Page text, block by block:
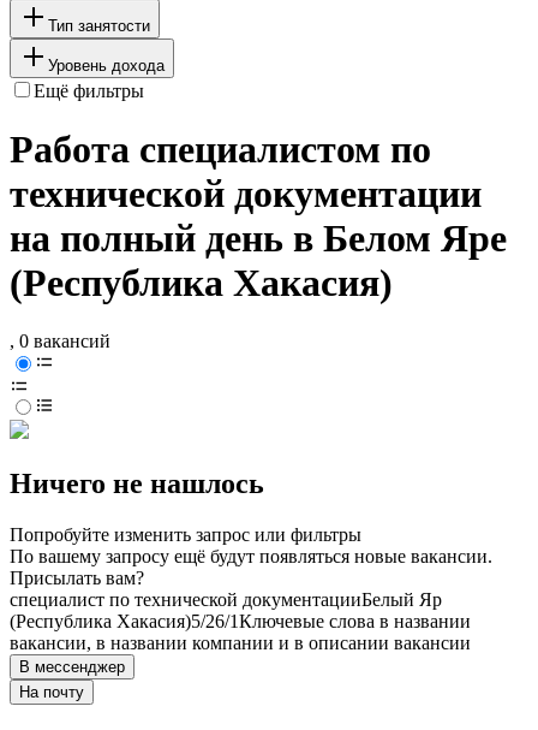
Тип занятости
Уровень дохода
Ещё фильтры
Работа специалистом по
технической документации
на полный день в Белом Яре
(Республика Хакасия)
, 0 вакансий
Ничего не нашлось
Попробуйте изменить запрос или фильтры
По вашему запросу ещё будут появляться новые вакансии.
Присылать вам?
специалист по технической документацииБелый Яр
(Республика Хакасия)5/26/1Ключевые слова в названии
вакансии, в названии компании и в описании вакансии
В мессенджер
На почту